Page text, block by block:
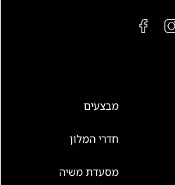
מבצעים
חדרי המלון
מסעדת משיה